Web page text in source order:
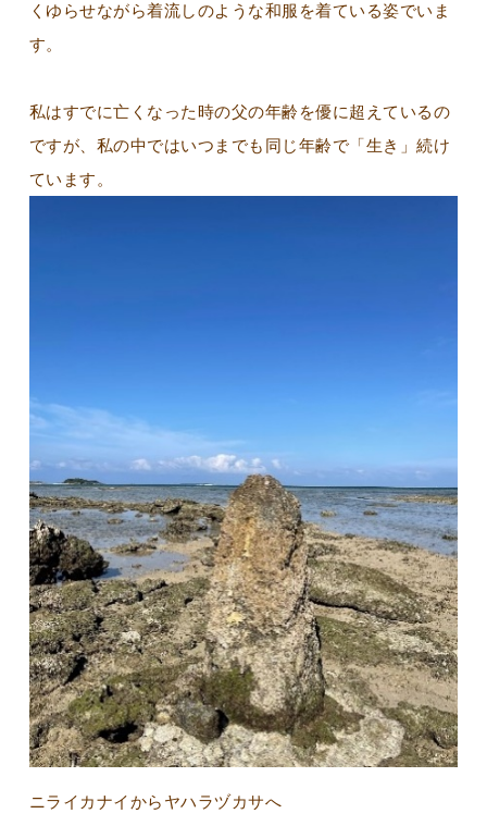
くゆらせながら着流しのような和服を着ている姿でいま
す。
私はすでに亡くなった時の父の年齢を優に超えているの
ですが、私の中ではいつまでも同じ年齢で「生き」続け
ています。
ニライカナイからヤハラヅカサへ